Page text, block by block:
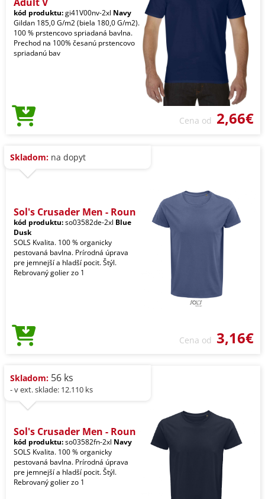
kód produktu:gi41V00nv-2xl Navy
Gildan 185,0 G/m2 (biela 180,0 G/m2).
100 % prstencovo spriadaná bavlna.
Prechod na 100% česanú prstencovo
spriadanú bav
Cena od 2,66€
Skladom: na dopyt
Sol's Crusader Men - Roun
kód produktu:so03582de-2xl Blue
Dusk
SOLS Kvalita. 100 % organicky
pestovaná bavlna. Prírodná úprava
pre jemnejší a hladší pocit. Štýl.
Rebrovaný golier zo 1
Cena od 3,16€
Skladom: 56 ks
- v ext. sklade: 12.110 ks
Sol's Crusader Men - Roun
kód produktu:so03582fn-2xl Navy
SOLS Kvalita. 100 % organicky
pestovaná bavlna. Prírodná úprava
pre jemnejší a hladší pocit. Štýl.
Rebrovaný golier zo 1